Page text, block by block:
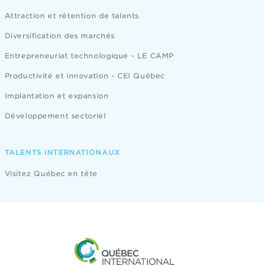
Attraction et rétention de talents
Diversification des marchés
Entrepreneuriat technologique - LE CAMP
Productivité et innovation - CEI Québec
Implantation et expansion
Développement sectoriel
TALENTS INTERNATIONAUX
Visitez Québec en tête